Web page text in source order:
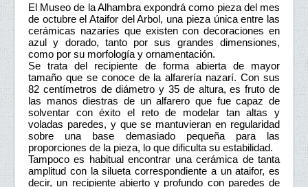
El Museo de la Alhambra expondrá como pieza del mes
de octubre el Ataifor del Arbol, una pieza única entre las
cerámicas nazaríes que existen con decoraciones en
azul y dorado, tanto por sus grandes dimensiones,
como por su morfología y ornamentación.
Se trata del recipiente de forma abierta de mayor
tamaño que se conoce de la alfarería nazarí. Con sus
82 centímetros de diámetro y 35 de altura, es fruto de
las manos diestras de un alfarero que fue capaz de
solventar con éxito el reto de modelar tan altas y
voladas paredes, y que se mantuvieran en regularidad
sobre una base demasiado pequeña para las
proporciones de la pieza, lo que dificulta su estabilidad.
Tampoco es habitual encontrar una cerámica de tanta
amplitud con la silueta correspondiente a un ataifor, es
decir, un recipiente abierto y profundo con paredes de